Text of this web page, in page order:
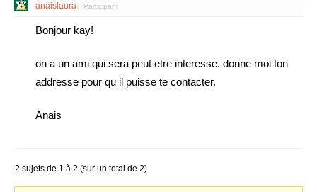
anaislaura Participant
Bonjour kay!
on a un ami qui sera peut etre interesse. donne moi ton
addresse pour qu il puisse te contacter.
Anais
2 sujets de 1 à 2 (sur un total de 2)